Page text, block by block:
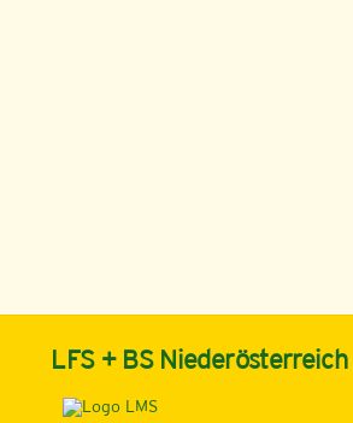
LFS + BS Niederösterreich